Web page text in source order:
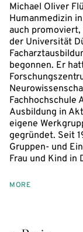
Michael Oliver
Humanmedizin
auch
der Universität
begonnen. Er
Fachhochschule
Ausbildung in
eigene
gegründet. Seit
Gruppen- und
Frau und Kind in
MORE